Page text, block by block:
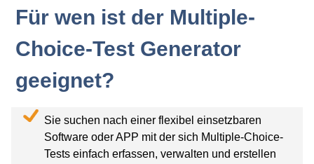
Für wen ist der Multiple-
Choice-Test Generator
geeignet?
Sie suchen nach einer flexibel einsetzbaren
Software oder APP mit der sich Multiple-Choice-
Tests einfach erfassen, verwalten und erstellen